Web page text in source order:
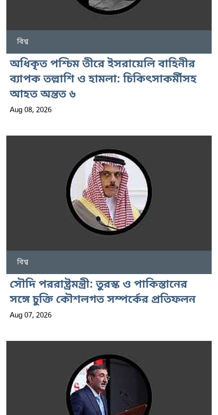
বিশ্ব
অধিকৃত পশ্চিম তীরে ইসরায়েলি বাহিনীর
ব্যাপক তল্লাশি ও হামলা: চিকিৎসাকর্মীসহ
আহত অন্তত ৬
Aug 08, 2026
বিশ্ব
সৌদি পররাষ্ট্রমন্ত্রী: তুরস্ক ও পাকিস্তানের
সঙ্গে চুক্তি কৌশলগত সম্পর্কের প্রতিফলন
Aug 07, 2026